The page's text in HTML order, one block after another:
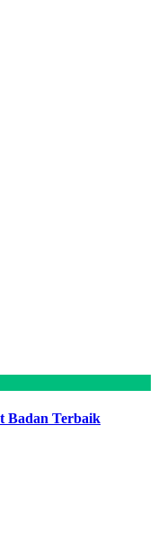
Badan Terbaik